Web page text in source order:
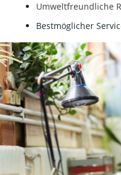
Umweltfreundliche
Bestmöglicher